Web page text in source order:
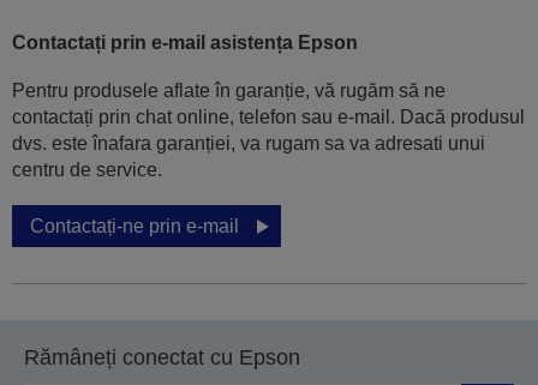
Contactați prin e-mail asistența Epson
Pentru produsele aflate în garanție, vă rugăm să ne
contactați prin chat online, telefon sau e-mail. Dacă produsul
dvs. este înafara garanției, va rugam sa va adresati unui
centru de service.
Contactați-ne prin e-mail
Rămâneți conectat cu Epson